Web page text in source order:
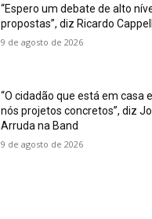
“Espero um debate de alto
propostas”, diz Ricardo
9 de agosto de 2026
“O cidadão que está em casa
nós projetos concretos”, diz
Arruda na Band
9 de agosto de 2026